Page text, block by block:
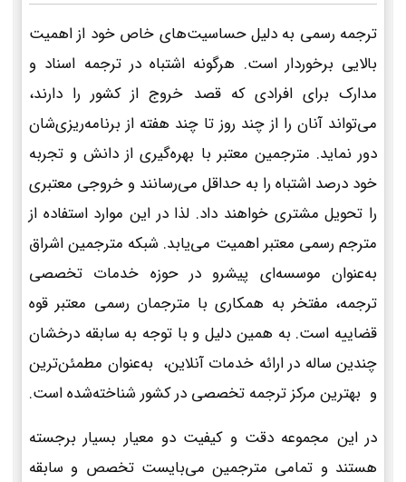
ترجمه رسمی به دلیل حساسیت‌های خاص خود از اهمیت
بالایی برخوردار است. هرگونه اشتباه در ترجمه اسناد و
مدارک برای افرادی که قصد خروج از کشور را دارند،
می‌تواند آنان را از چند روز تا چند هفته از برنامه‌ریزی‌شان
دور نماید. مترجمین معتبر با بهره‌گیری از دانش و تجربه
خود درصد اشتباه را به حداقل می‌رسانند و خروجی معتبری
را تحویل مشتری خواهند داد. لذا در این موارد استفاده از
مترجم رسمی معتبر اهمیت می‌یابد. شبکه مترجمین اشراق
به‌عنوان موسسه‌ای پیشرو در حوزه خدمات تخصصی
ترجمه، مفتخر به همکاری با مترجمان رسمی معتبر قوه
قضاییه است. به همین دلیل و با توجه به سابقه درخشان
چندین ساله در ارائه خدمات آنلاین، به‌عنوان مطمئن‌ترین
و بهترین مرکز ترجمه تخصصی در کشور شناخته‌شده است.
در این مجموعه دقت و کیفیت دو معیار بسیار برجسته
هستند و تمامی مترجمین می‌بایست تخصص و سابقه